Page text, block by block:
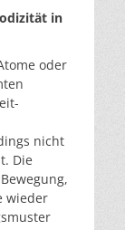
in
oder
nicht
Die
wieder